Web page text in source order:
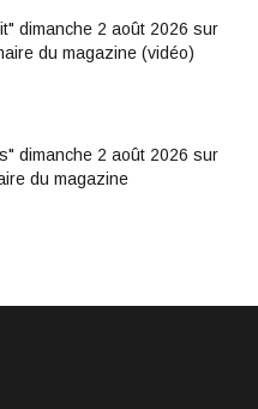
dimanche 2 août 2026 sur
du magazine (vidéo)
dimanche 2 août 2026 sur
du magazine